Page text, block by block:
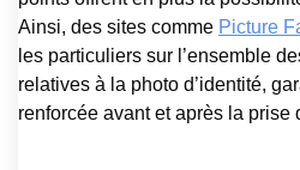
Ainsi, des sites comme Picture
les particuliers sur l’ensemble
relatives à la photo d’identité,
renforcée avant et après la prise